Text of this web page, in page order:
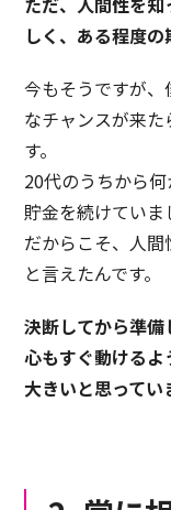
しく、ある程度の
今もそうですが、
なチャンスが来
す。
20代のうちから
貯金を続けていま
だからこそ、人
と言えたんです。
決断してから準
心もすぐ動ける
大きいと思ってい